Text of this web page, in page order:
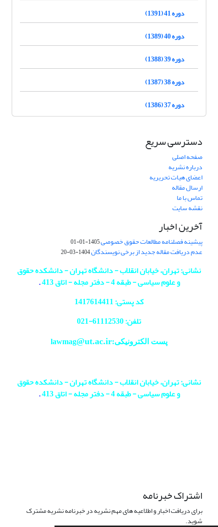
دوره 41 (1391)
دوره 40 (1389)
دوره 39 (1388)
دوره 38 (1387)
دوره 37 (1386)
دسترسی سریع
صفحه اصلی
درباره نشریه
اعضای هیات تحریریه
ارسال مقاله
تماس با ما
نقشه سایت
آخرین اخبار
پیشینه فصلنامه مطالعات حقوق خصوصی1405-01-01
عدم دریافت مقاله جدید از برخی نویسندگان1404-03-20
نشانی: تهران، خیابان انقلاب - دانشگاه تهران - دانشکده حقوق
و علوم سیاسی - طبقه 4 - دفتر مجله - اتاق 413
.
کد پستی: 1417614411
تلفن: 61112530-
021
پست الکترونیکی:lawmag@ut.ac.ir
نشانی: تهران، خیابان انقلاب - دانشگاه تهران - دانشکده حقوق
و علوم سیاسی - طبقه 4 - دفتر مجله - اتاق 413
.
اشتراک خبرنامه
برای دریافت اخبار و اطلاعیه های مهم نشریه در خبرنامه نشریه مشترک
شوید.